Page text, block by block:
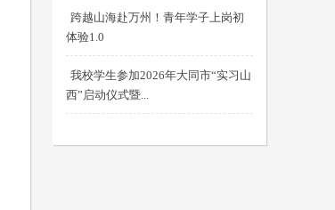
跨越山海赴万州！青年学子上岗初
体验1.0
我校学生参加2026年大同市“实习山
西”启动仪式暨...